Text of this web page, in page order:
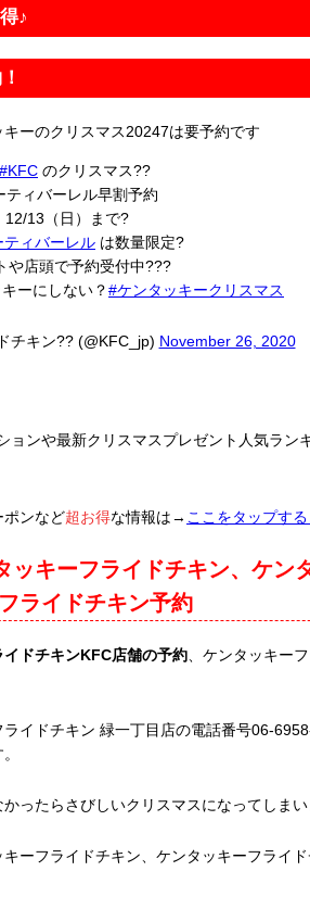
♪
ーのクリスマス20247は要予約です
#KFC のクリスマス??
ティバーレル早割予約
12/13（日）まで?
ティバーレル は数量限定?
や店頭で予約受付中???
ーにしない？#ケンタッキークリスマス
チキン?? (@KFC_jp) November 26, 2020
ョンや最新クリスマスプレゼント人気ラン
ポンなど超お得な情報は→ ここをタップす
ッキーフライドチキン、ケン
ライドチキン予約
ドチキンKFC店舗の予約 、ケンタッキー
イドチキン 緑一丁目店の電話番号06-
ったらさびしいクリスマスになってしまい
ーフライドチキン、ケンタッキーフライ